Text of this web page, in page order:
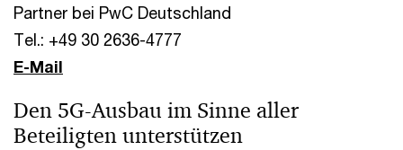
Partner bei PwC Deutschland
Tel.: +49 30 2636-4777
E-Mail
Den 5G-Ausbau im Sinne aller
Beteiligten unterstützen